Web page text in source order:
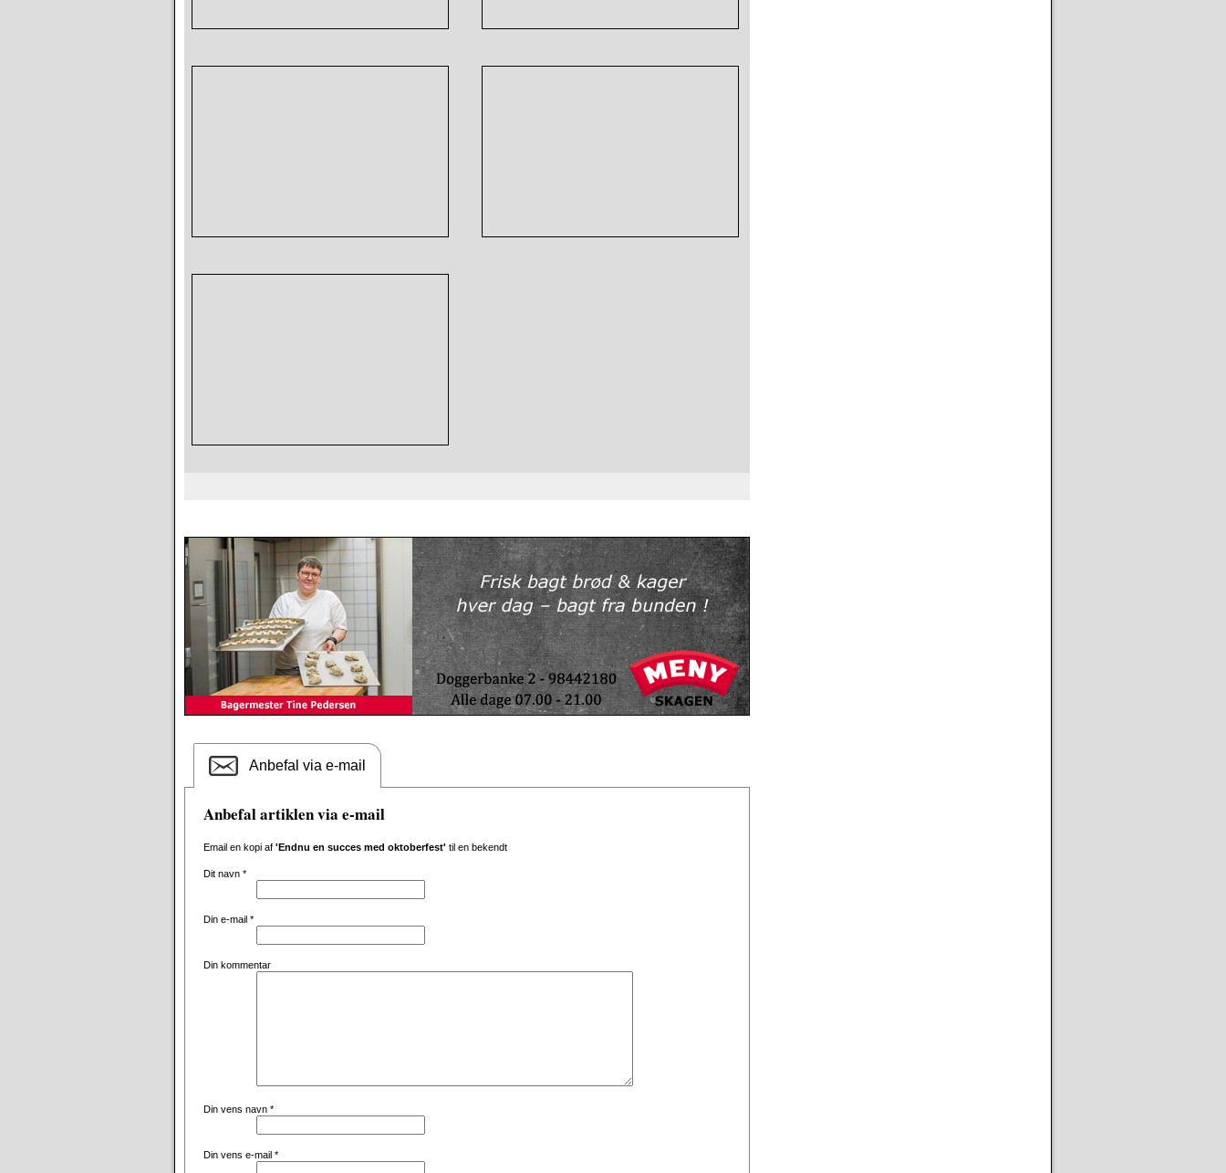
Anbefal via e-mail
Anbefal artiklen via e-mail
Email en kopi af 'Endnu en succes med oktoberfest' til en bekendt
Dit navn *
Din e-mail *
Din kommentar
Din vens navn *
Din vens e-mail *